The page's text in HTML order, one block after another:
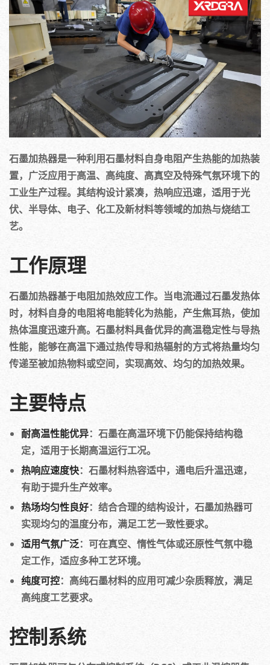
石墨加热器是一种利用石墨材料自身电阻产生热能的加热装
置，广泛应用于高温、高纯度、高真空及特殊气氛环境下的
工业生产过程。其结构设计紧凑，热响应迅速，适用于光
伏、半导体、电子、化工及新材料等领域的加热与烧结工
艺。
工作原理
石墨加热器基于电阻加热效应工作。当电流通过石墨发热体
时，材料自身的电阻将电能转化为热能，产生焦耳热，使加
热体温度迅速升高。石墨材料具备优异的高温稳定性与导热
性能，能够在高温下通过热传导和热辐射的方式将热量均匀
传递至被加热物料或空间，实现高效、均匀的加热效果。
主要特点
耐高温性能优异：石墨在高温环境下仍能保持结构稳
定，适用于长期高温运行工况。
热响应速度快：石墨材料热容适中，通电后升温迅速，
有助于提升生产效率。
热场均匀性良好：结合合理的结构设计，石墨加热器可
实现均匀的温度分布，满足工艺一致性要求。
适用气氛广泛：可在真空、惰性气体或还原性气氛中稳
定工作，适应多种工艺环境。
纯度可控：高纯石墨材料的应用可减少杂质释放，满足
高纯度工艺要求。
控制系统